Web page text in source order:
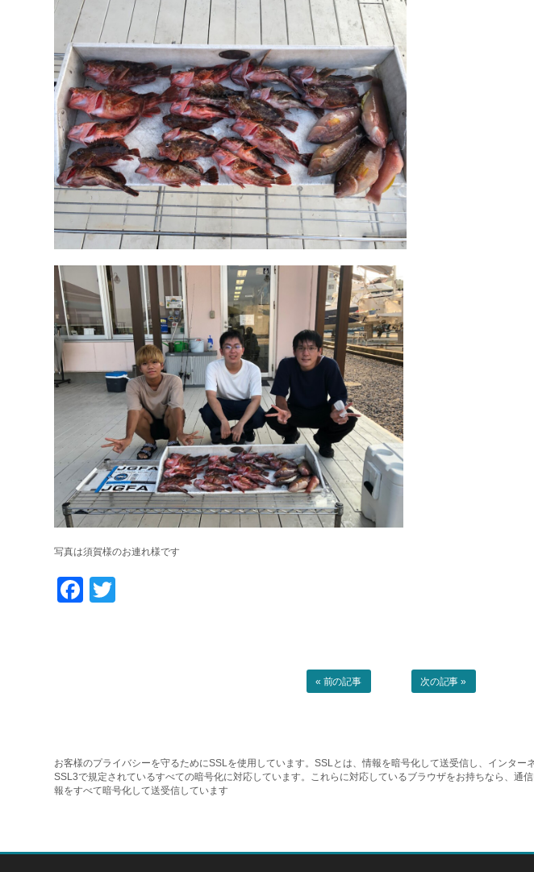
写真は須賀様のお連れ様です
Facebook
« 前の記事 次の記事 »
お客様のプライバシーを守るためにSSLを使用しています。SSLとは、情報を暗号化して送受信し、インタ
SSL3で規定されているすべての暗号化に対応しています。これらに対応しているブラウザをお持ちなら、
報をすべて暗号化して送受信しています